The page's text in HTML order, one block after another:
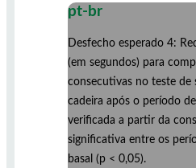
pt-br
Desfecho esperado 4:
(em segundos) para
consecutivas no teste de
cadeira após o período
verificada a partir da
significativa entre os
basal (p < 0,05).